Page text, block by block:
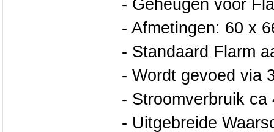
- Geheugen voor
- Afmetingen: 60 x
- Standaard Flarm
- Wordt gevoed via
- Stroomverbruik ca
- Uitgebreide